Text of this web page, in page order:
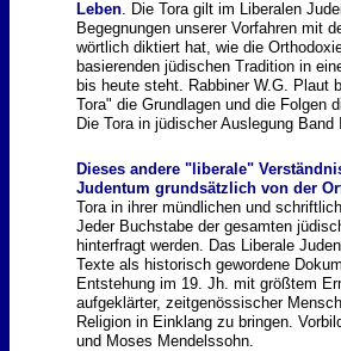
Leben. Die Tora gilt im Liberalen
Begegnungen unserer Vorfahren mit
wörtlich diktiert hat, wie die
basierenden jüdischen Tradition in
bis heute steht. Rabbiner W.G. Plaut
Tora" die Grundlagen und die Folgen
Die Tora in jüdischer Auslegung
Dieses andere "liberale"
Judentum grundsätzlich von der
Tora in ihrer mündlichen und
Jeder Buchstabe der gesamten
hinterfragt werden. Das Liberale
Texte als historisch gewordene
Entstehung im 19. Jh. mit größtem
aufgeklärter, zeitgenössischer
Religion in Einklang zu bringen.
und Moses Mendelssohn.